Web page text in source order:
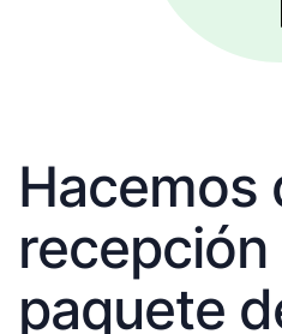
Hacemos
recepción
paquete